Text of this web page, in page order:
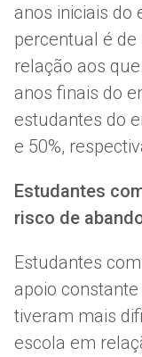
anos iniciais do
percentual é de
relação aos
anos finais do
estudantes do
e 50%,
Estudantes
risco de
Estudantes
apoio
tiveram mais
escola em